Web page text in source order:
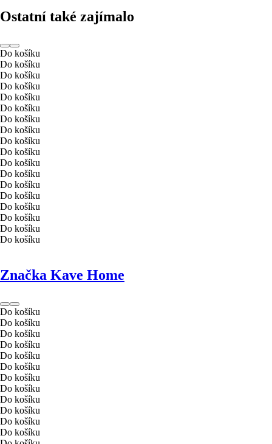
Ostatní také zajímalo
Do košíku
Do košíku
Do košíku
Do košíku
Do košíku
Do košíku
Do košíku
Do košíku
Do košíku
Do košíku
Do košíku
Do košíku
Do košíku
Do košíku
Do košíku
Do košíku
Do košíku
Do košíku
Značka Kave Home
Do košíku
Do košíku
Do košíku
Do košíku
Do košíku
Do košíku
Do košíku
Do košíku
Do košíku
Do košíku
Do košíku
Do košíku